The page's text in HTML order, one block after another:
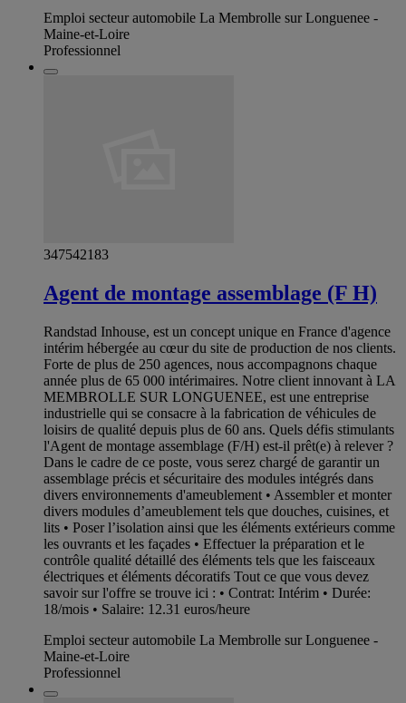
Emploi secteur automobile La Membrolle sur Longuenee -
Maine-et-Loire
Professionnel
347542183
Agent de montage assemblage (F H)
Randstad Inhouse, est un concept unique en France d'agence
intérim hébergée au cœur du site de production de nos clients.
Forte de plus de 250 agences, nous accompagnons chaque
année plus de 65 000 intérimaires. Notre client innovant à LA
MEMBROLLE SUR LONGUENEE, est une entreprise
industrielle qui se consacre à la fabrication de véhicules de
loisirs de qualité depuis plus de 60 ans. Quels défis stimulants
l'Agent de montage assemblage (F/H) est-il prêt(e) à relever ?
Dans le cadre de ce poste, vous serez chargé de garantir un
assemblage précis et sécuritaire des modules intégrés dans
divers environnements d'ameublement • Assembler et monter
divers modules d’ameublement tels que douches, cuisines, et
lits • Poser l’isolation ainsi que les éléments extérieurs comme
les ouvrants et les façades • Effectuer la préparation et le
contrôle qualité détaillé des éléments tels que les faisceaux
électriques et éléments décoratifs Tout ce que vous devez
savoir sur l'offre se trouve ici : • Contrat: Intérim • Durée:
18/mois • Salaire: 12.31 euros/heure
Emploi secteur automobile La Membrolle sur Longuenee -
Maine-et-Loire
Professionnel